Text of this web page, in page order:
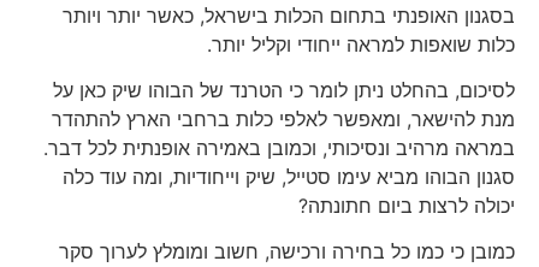
בסגנון האופנתי בתחום הכלות בישראל, כאשר יותר ויותר
כלות שואפות למראה ייחודי וקליל יותר.
לסיכום, בהחלט ניתן לומר כי הטרנד של הבוהו שיק כאן על
מנת להישאר, ומאפשר לאלפי כלות ברחבי הארץ להתהדר
במראה מרהיב ונסיכותי, וכמובן באמירה אופנתית לכל דבר.
סגנון הבוהו מביא עימו סטייל, שיק וייחודיות, ומה עוד כלה
יכולה לרצות ביום חתונתה?
כמובן כי כמו כל בחירה ורכישה, חשוב ומומלץ לערוך סקר